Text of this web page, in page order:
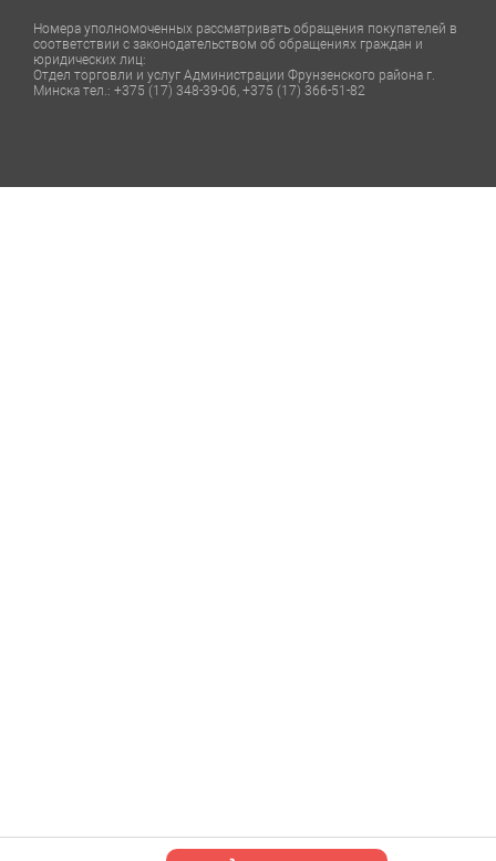
Номера уполномоченных рассматривать обращения покупателей в
соответствии с законодательством об обращениях граждан и
юридических лиц:
Отдел торговли и услуг Администрации Фрунзенского района г.
Минска тел.: +375 (17) 348-39-06, +375 (17) 366-51-82